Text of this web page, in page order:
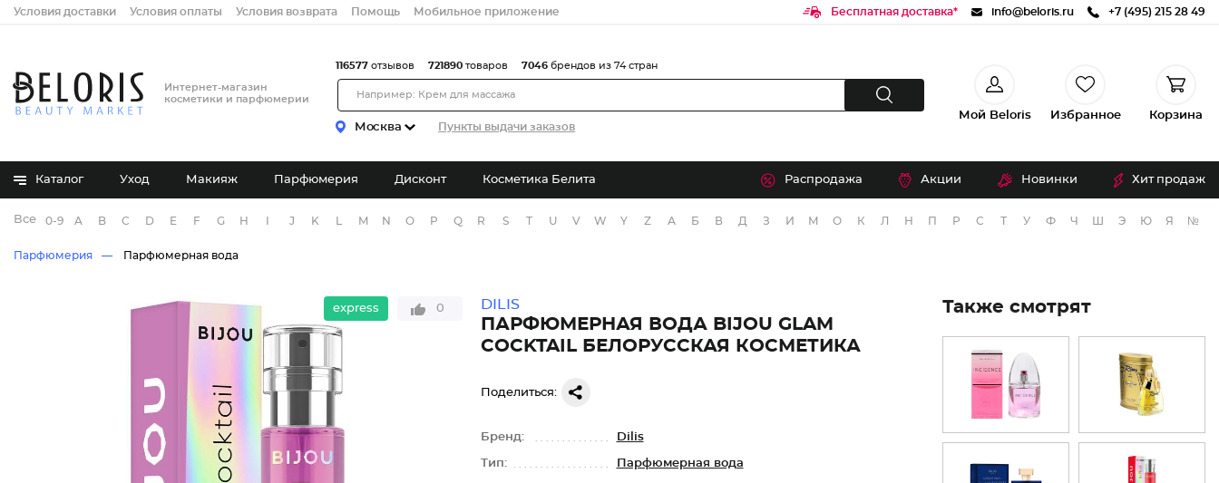
Условия доставки Условия оплаты Условия возврата Помощь Мобильное приложение Бесплатная доставка* info@beloris.ru +7 (495) 215 28 49
Интернет-магазин
косметики и парфюмерии
Москва Пункты выдачи заказов
116577 отзывов 721890 товаров 7046 брендов из 74 стран
Мой Beloris Избранное Корзина
Каталог Уход Макияж Парфюмерия Дисконт Косметика Белита Распродажа Акции Новинки Хит продаж
Все бренды
0-9 A B C D E F G H J K M N O P Q R S T U V W Y Z А Б В Д З И М О К Л Н П Р С Т У Ф Ч Э Ю Я №
Парфюмерия Парфюмерная вода
express 0 DILIS
ПАРФЮМЕРНАЯ ВОДА BIJOU GLAM
COCKTAIL БЕЛОРУССКАЯ КОСМЕТИКА
Поделиться:
Бренд: Dilis
Тип: Парфюмерная вода
Также смотрят